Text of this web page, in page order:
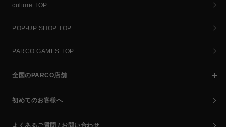
culture TOP
POP-UP SHOP TOP
PARCO GAMES TOP
全国のPARCO店舗
初めてのお客様へ